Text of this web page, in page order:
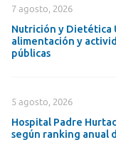
7 agosto, 2026
Nutrición y Dietética
alimentación y
públicas
5 agosto, 2026
Hospital Padre
según ranking anual